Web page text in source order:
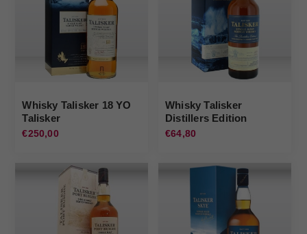
Whisky Talisker 18 YO
Talisker
€250,00
Whisky Talisker
Distillers Edition
Talisker
€64,80